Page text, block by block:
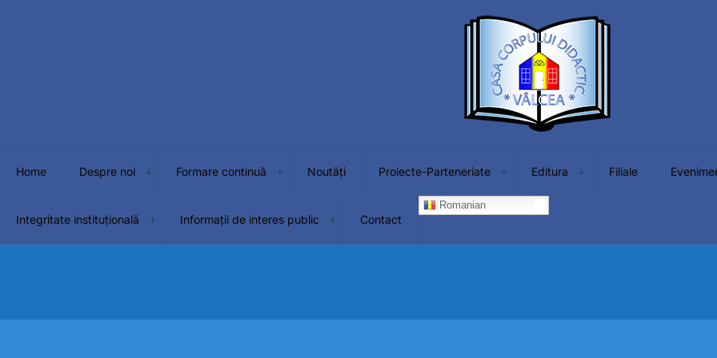
Home Despre noi Formare continuă Noutăți Proiecte-Parteneriate Editura Filiale
Integritate instituțională Informații de interes public Contact
Romanian